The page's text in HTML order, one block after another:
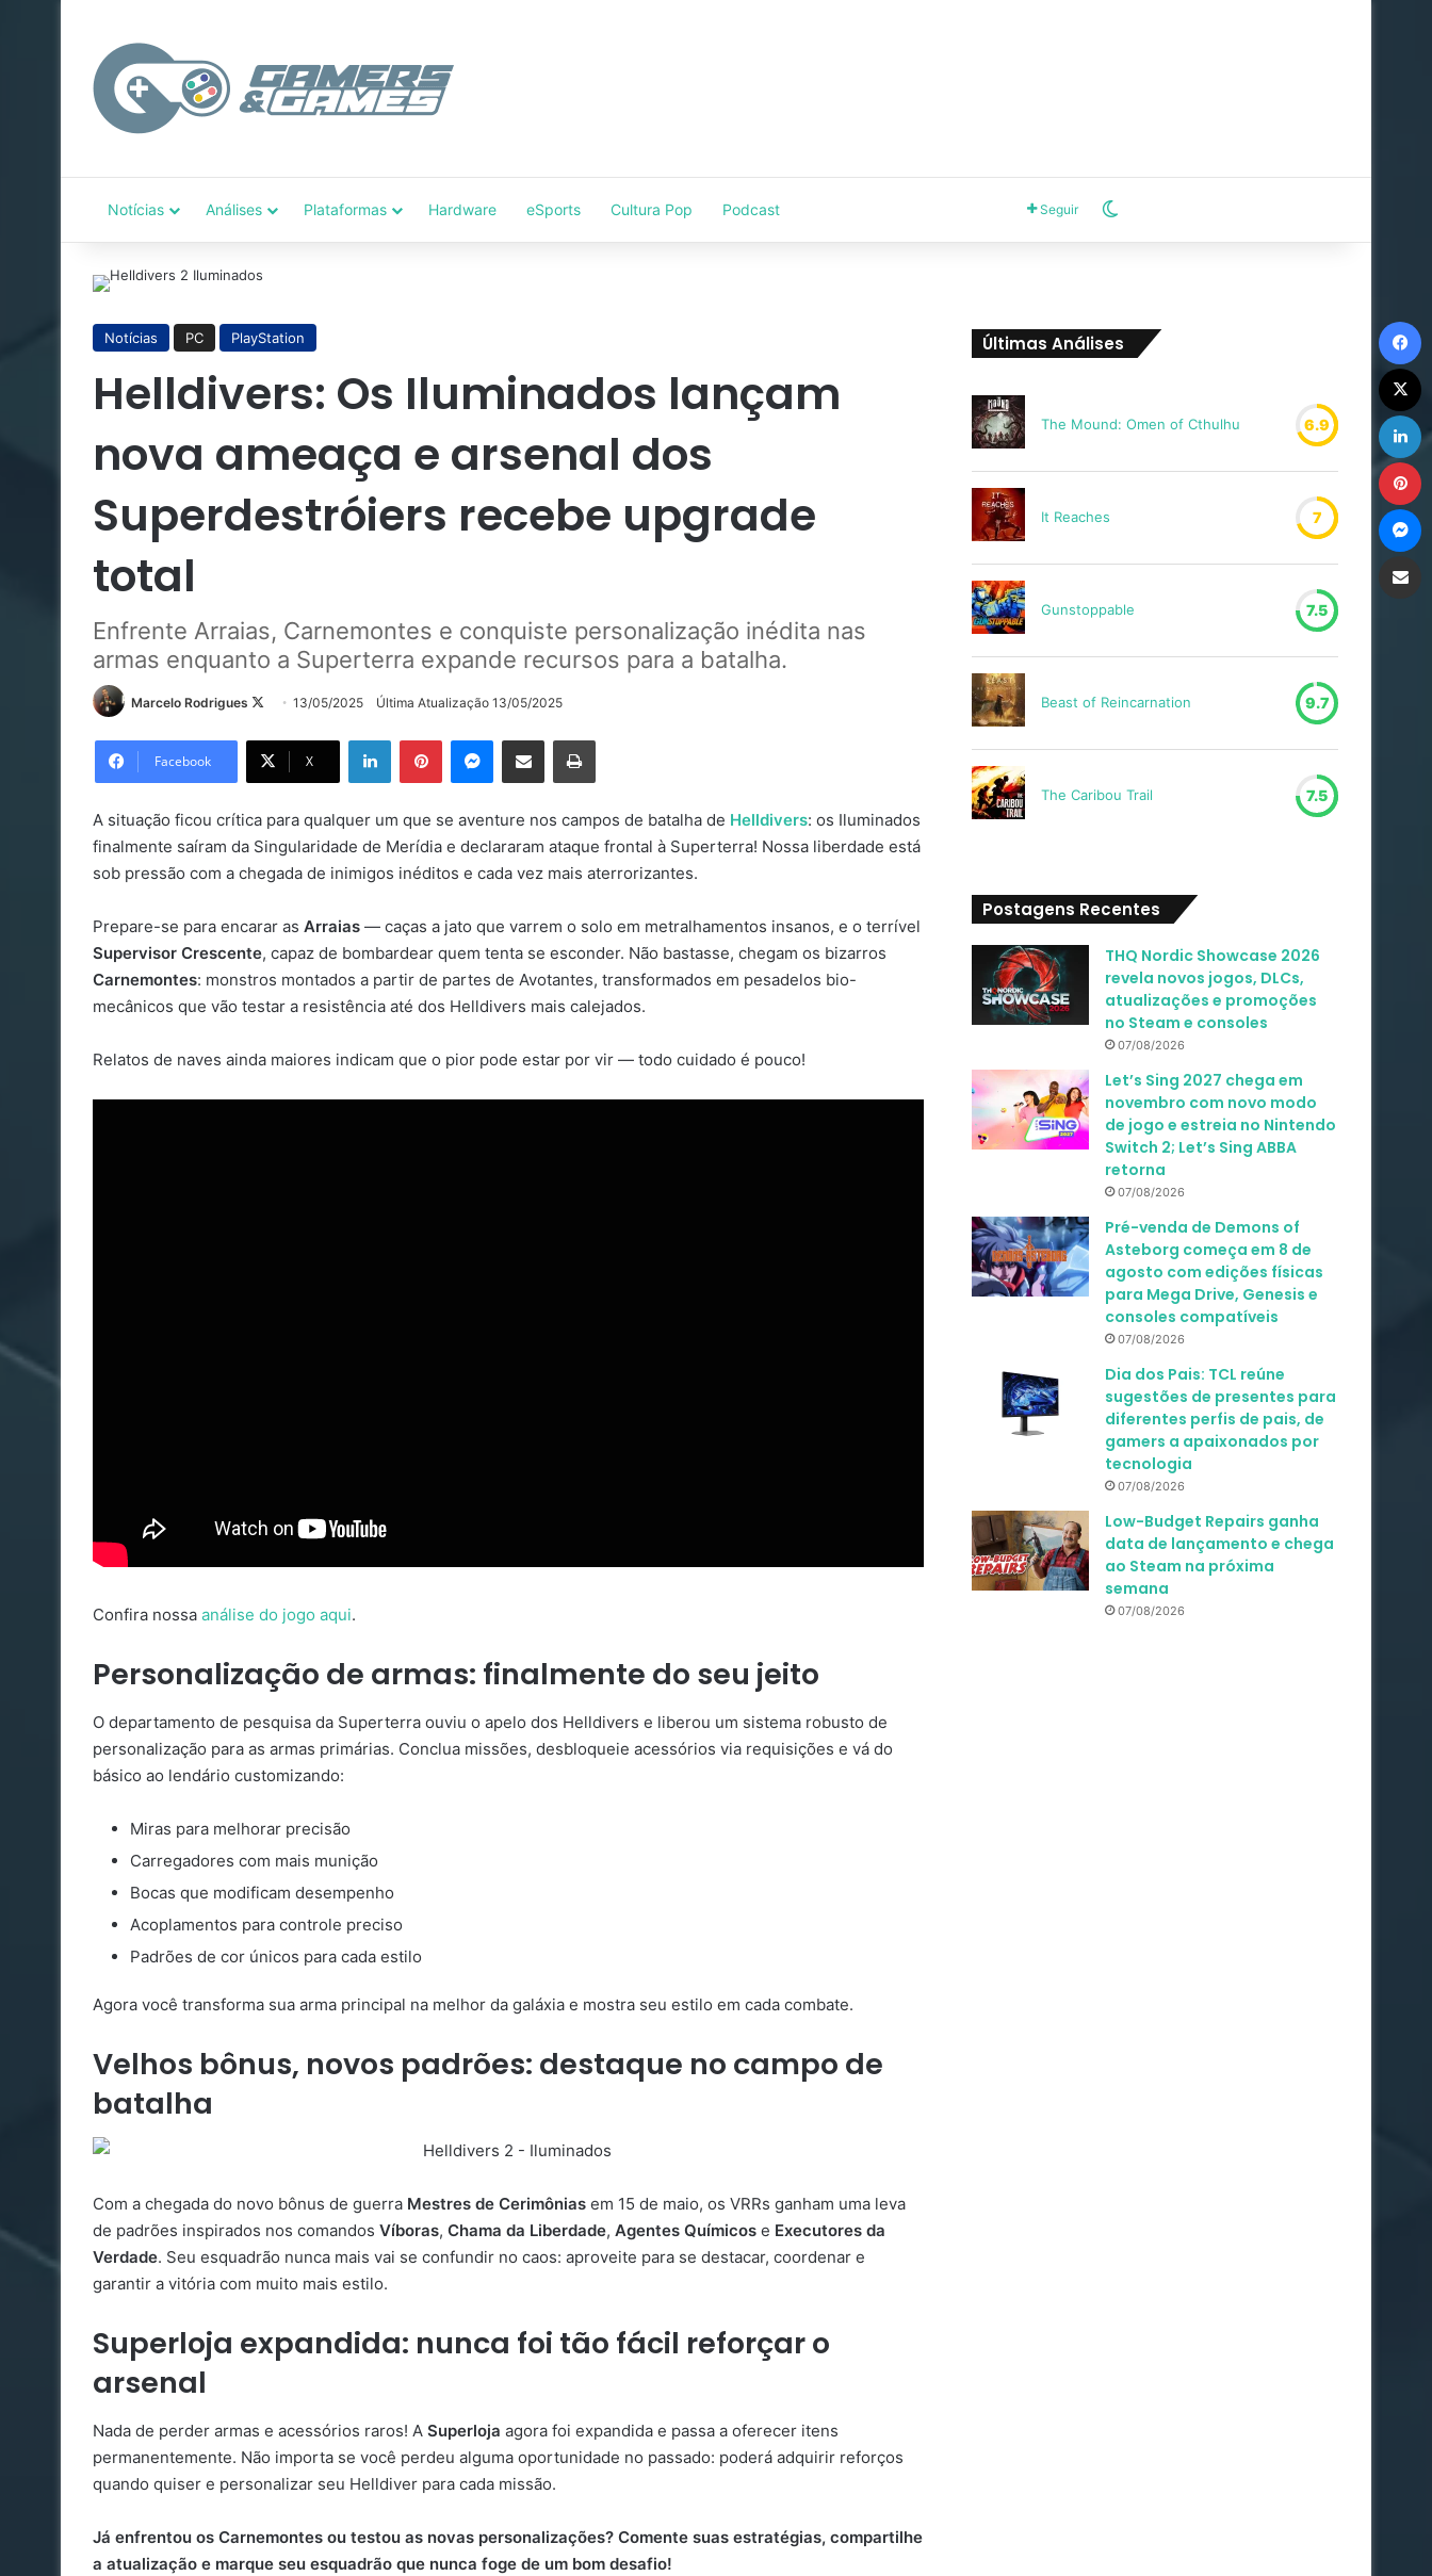
Notícias Análises Plataformas Hardware eSports Cultura Pop Podcast Seguir
Notícias PC PlayStation
Helldivers: Os Iluminados lançam
nova ameaça e arsenal dos
Superdestróiers recebe upgrade
total
Enfrente Arraias, Carnemontes e conquiste personalização inédita nas
armas enquanto a Superterra expande recursos para a batalha.
Marcelo Rodrigues
Follow
X
13/05/2025 Última Atualização 13/05/2025
Facebook X
LinkedinPinterestMessenger
Compartilhar via e-mail Imprimir
A situação ficou crítica para qualquer um que se aventure nos campos de batalha de Helldivers: os Iluminados
finalmente saíram da Singularidade de Merídia e declararam ataque frontal à Superterra! Nossa liberdade está
sob pressão com a chegada de inimigos inéditos e cada vez mais aterrorizantes.
Prepare-se para encarar as Arraias — caças a jato que varrem o solo em metralhamentos insanos, e o terrível
Supervisor Crescente, capaz de bombardear quem tenta se esconder. Não bastasse, chegam os bizarros
Carnemontes: monstros montados a partir de partes de Avotantes, transformados em pesadelos bio-
mecânicos que vão testar a resistência até dos Helldivers mais calejados.
Relatos de naves ainda maiores indicam que o pior pode estar por vir — todo cuidado é pouco!
Confira nossa análise do jogo aqui.
Personalização de armas: finalmente do seu jeito
O departamento de pesquisa da Superterra ouviu o apelo dos Helldivers e liberou um sistema robusto de
personalização para as armas primárias. Conclua missões, desbloqueie acessórios via requisições e vá do
básico ao lendário customizando:
Miras para melhorar precisão
Carregadores com mais munição
Bocas que modificam desempenho
Acoplamentos para controle preciso
Padrões de cor únicos para cada estilo
Agora você transforma sua arma principal na melhor da galáxia e mostra seu estilo em cada combate.
Velhos bônus, novos padrões: destaque no campo de
batalha
Com a chegada do novo bônus de guerra Mestres de Cerimônias em 15 de maio, os VRRs ganham uma leva
de padrões inspirados nos comandos Víboras, Chama da Liberdade, Agentes Químicos e Executores da
Verdade. Seu esquadrão nunca mais vai se confundir no caos: aproveite para se destacar, coordenar e
garantir a vitória com muito mais estilo.
Superloja expandida: nunca foi tão fácil reforçar o
arsenal
Nada de perder armas e acessórios raros! A Superloja agora foi expandida e passa a oferecer itens
permanentemente. Não importa se você perdeu alguma oportunidade no passado: poderá adquirir reforços
quando quiser e personalizar seu Helldiver para cada missão.
Já enfrentou os Carnemontes ou testou as novas personalizações? Comente suas estratégias, compartilhe
a atualização e marque seu esquadrão que nunca foge de um bom desafio!
Últimas Análises
The Mound: Omen of Cthulhu 6.9
It Reaches 7
Gunstoppable 7.5
Beast of Reincarnation 9.7
The Caribou Trail 7.5
Postagens Recentes
THQ Nordic Showcase 2026
revela novos jogos, DLCs,
atualizações e promoções
no Steam e consoles
07/08/2026
Let’s Sing 2027 chega em
novembro com novo modo
de jogo e estreia no Nintendo
Switch 2; Let’s Sing ABBA
retorna
07/08/2026
Pré-venda de Demons of
Asteborg começa em 8 de
agosto com edições físicas
para Mega Drive, Genesis e
consoles compatíveis
07/08/2026
Dia dos Pais: TCL reúne
sugestões de presentes para
diferentes perfis de pais, de
gamers a apaixonados por
tecnologia
07/08/2026
Low-Budget Repairs ganha
data de lançamento e chega
ao Steam na próxima
semana
07/08/2026